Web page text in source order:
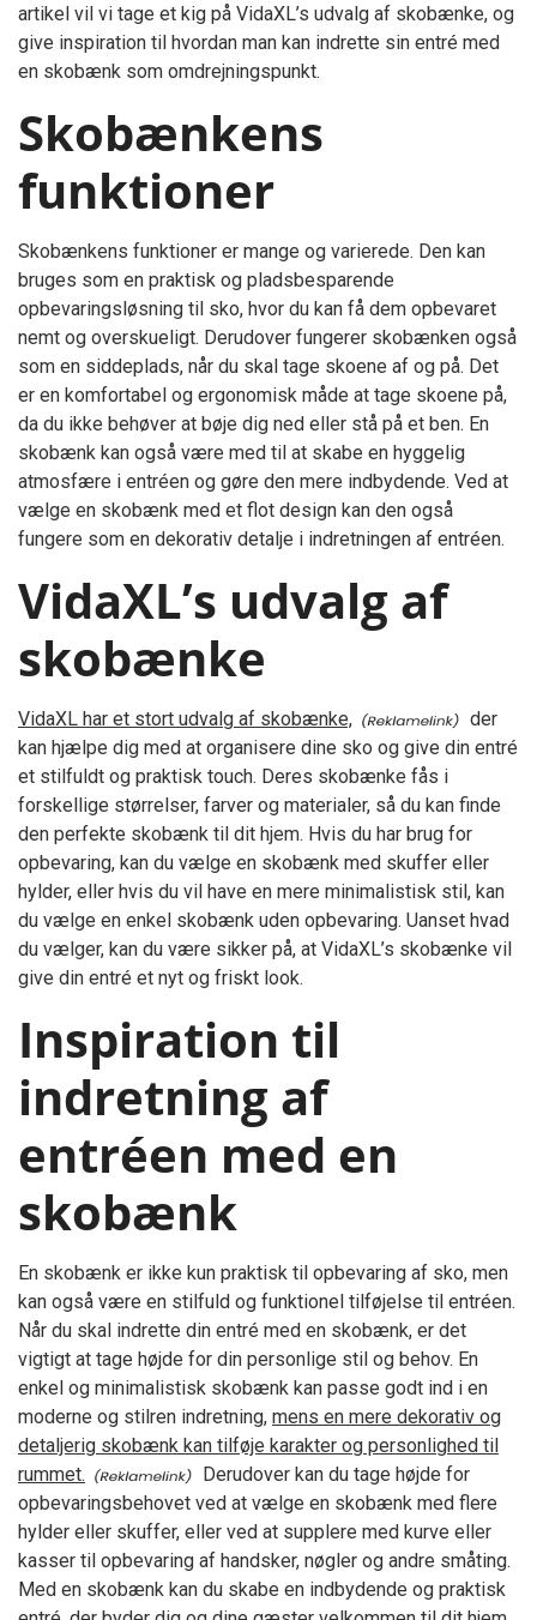
artikel vil vi tage et kig på VidaXL’s udvalg af skobænke, og
give inspiration til hvordan man kan indrette sin entré med
en skobænk som omdrejningspunkt.
Skobænkens
funktioner
Skobænkens funktioner er mange og varierede. Den kan
bruges som en praktisk og pladsbesparende
opbevaringsløsning til sko, hvor du kan få dem opbevaret
nemt og overskueligt. Derudover fungerer skobænken også
som en siddeplads, når du skal tage skoene af og på. Det
er en komfortabel og ergonomisk måde at tage skoene på,
da du ikke behøver at bøje dig ned eller stå på et ben. En
skobænk kan også være med til at skabe en hyggelig
atmosfære i entréen og gøre den mere indbydende. Ved at
vælge en skobænk med et flot design kan den også
fungere som en dekorativ detalje i indretningen af entréen.
VidaXL’s udvalg af
skobænke
VidaXL har et stort udvalg af skobænke,
der
kan hjælpe dig med at organisere dine sko og give din entré
et stilfuldt og praktisk touch. Deres skobænke fås i
forskellige størrelser, farver og materialer, så du kan finde
den perfekte skobænk til dit hjem. Hvis du har brug for
opbevaring, kan du vælge en skobænk med skuffer eller
hylder, eller hvis du vil have en mere minimalistisk stil, kan
du vælge en enkel skobænk uden opbevaring. Uanset hvad
du vælger, kan du være sikker på, at VidaXL’s skobænke vil
give din entré et nyt og friskt look.
Inspiration til
indretning af
entréen med en
skobænk
En skobænk er ikke kun praktisk til opbevaring af sko, men
kan også være en stilfuld og funktionel tilføjelse til entréen.
Når du skal indrette din entré med en skobænk, er det
vigtigt at tage højde for din personlige stil og behov. En
enkel og minimalistisk skobænk kan passe godt ind i en
moderne og stilren indretning, mens en mere dekorativ og
detaljerig skobænk kan tilføje karakter og personlighed til
rummet.
Derudover kan du tage højde for
opbevaringsbehovet ved at vælge en skobænk med flere
hylder eller skuffer, eller ved at supplere med kurve eller
kasser til opbevaring af handsker, nøgler og andre småting.
Med en skobænk kan du skabe en indbydende og praktisk